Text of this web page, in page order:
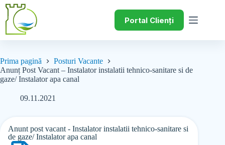
Portal Clienți
Prima pagină
Posturi Vacante
Anunț Post Vacant – Instalator instalatii tehnico-sanitare si de
gaze/ Instalator apa canal
09.11.2021
Anunt post vacant - Instalator instalatii tehnico-sanitare si
de gaze/ Instalator apa canal